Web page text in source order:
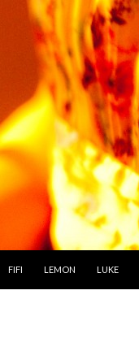
FIFI
LEMON LUKE